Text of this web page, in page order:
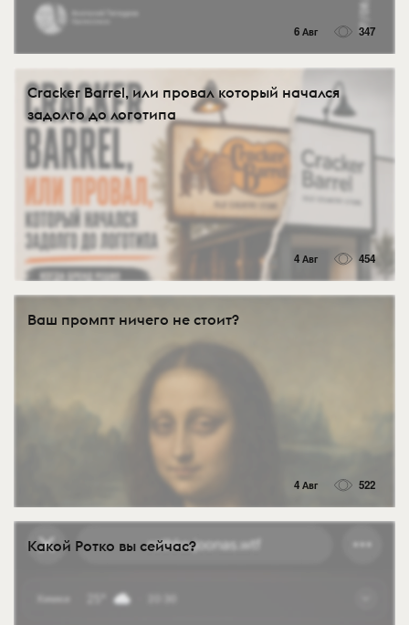
6 Авг 347
Cracker Barrel, или провал который начался
задолго до логотипа
4 Авг 454
Ваш промпт ничего не стоит?
4 Авг 522
Какой Ротко вы сейчас?